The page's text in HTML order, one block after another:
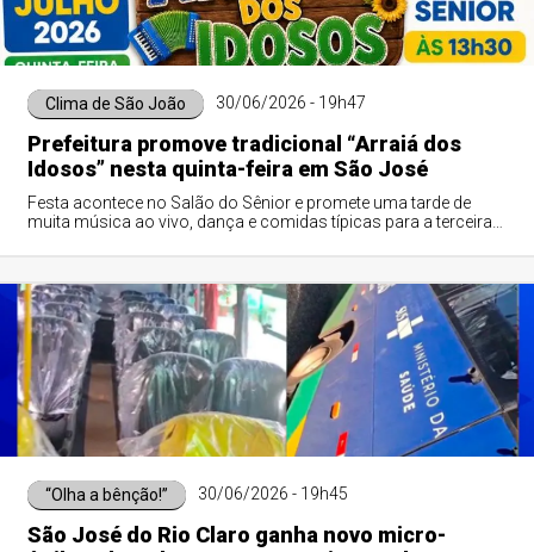
Clima de São João 30/06/2026 - 19h47
Prefeitura promove tradicional “Arraiá dos
Idosos” nesta quinta-feira em São José
Festa acontece no Salão do Sênior e promete uma tarde de
muita música ao vivo, dança e comidas típicas para a terceira
“Olha a bênção!” 30/06/2026 - 19h45
São José do Rio Claro ganha novo micro-